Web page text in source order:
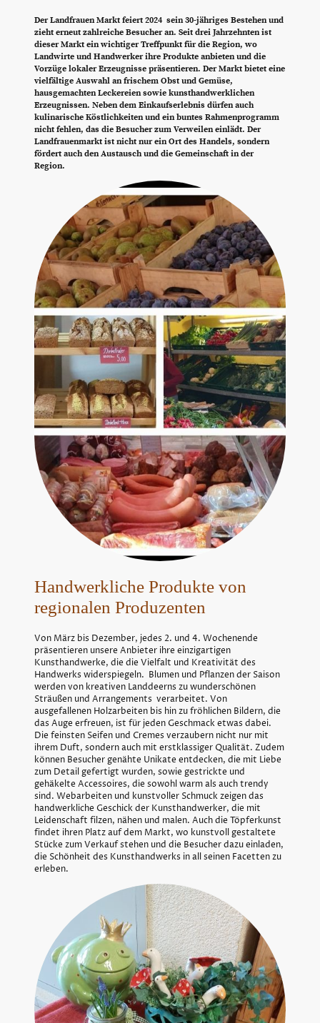
Der Landfrauen Markt feiert 2024 sein 30-jähriges Bestehen und
zieht erneut zahlreiche Besucher an. Seit drei Jahrzehnten ist
dieser Markt ein wichtiger Treffpunkt für die Region, wo
Landwirte und Handwerker ihre Produkte anbieten und die
Vorzüge lokaler Erzeugnisse präsentieren. Der Markt bietet eine
vielfältige Auswahl an frischem Obst und Gemüse,
hausgemachten Leckereien sowie kunsthandwerklichen
Erzeugnissen. Neben dem Einkaufserlebnis dürfen auch
kulinarische Köstlichkeiten und ein buntes Rahmenprogramm
nicht fehlen, das die Besucher zum Verweilen einlädt. Der
Landfrauenmarkt ist nicht nur ein Ort des Handels, sondern
fördert auch den Austausch und die Gemeinschaft in der
Region.
Handwerkliche Produkte von
regionalen Produzenten
Von März bis Dezember, jedes 2. und 4. Wochenende
präsentieren unsere Anbieter ihre einzigartigen
Kunsthandwerke, die die Vielfalt und Kreativität des
Handwerks widerspiegeln. Blumen und Pflanzen der Saison
werden von kreativen Landdeerns zu wunderschönen
Sträußen und Arrangements verarbeitet. Von
ausgefallenen Holzarbeiten bis hin zu fröhlichen Bildern, die
das Auge erfreuen, ist für jeden Geschmack etwas dabei.
Die feinsten Seifen und Cremes verzaubern nicht nur mit
ihrem Duft, sondern auch mit erstklassiger Qualität. Zudem
können Besucher genähte Unikate entdecken, die mit Liebe
zum Detail gefertigt wurden, sowie gestrickte und
gehäkelte Accessoires, die sowohl warm als auch trendy
sind. Webarbeiten und kunstvoller Schmuck zeigen das
handwerkliche Geschick der Kunsthandwerker, die mit
Leidenschaft filzen, nähen und malen. Auch die Töpferkunst
findet ihren Platz auf dem Markt, wo kunstvoll gestaltete
Stücke zum Verkauf stehen und die Besucher dazu einladen,
die Schönheit des Kunsthandwerks in all seinen Facetten zu
erleben.